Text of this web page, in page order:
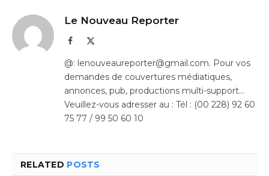
Le Nouveau Reporter
Facebook
@: lenouveaureporter@gmail.com. Pour vos
demandes de couvertures médiatiques,
annonces, pub, productions multi-support…
Veuillez-vous adresser au : Tél : (00 228) 92 60
75 77 / 99 50 60 10
RELATED POSTS